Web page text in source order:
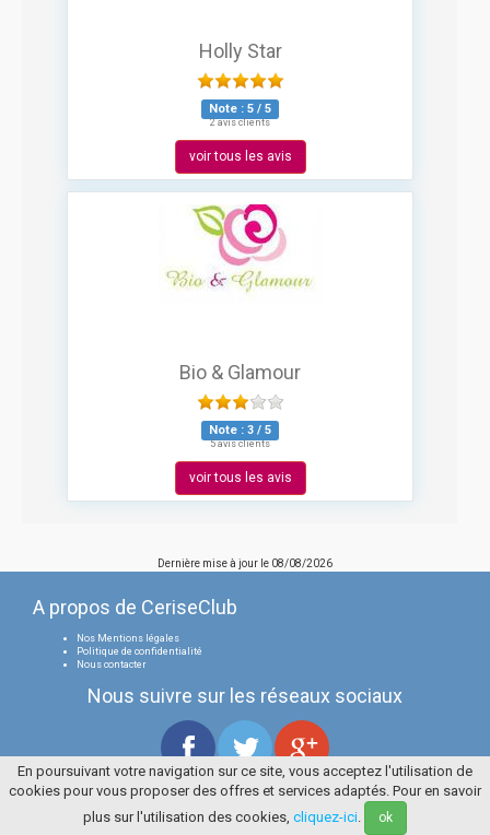
Holly Star
Note : 5 / 5
2 avis clients
voir tous les avis
Bio & Glamour
Note : 3 / 5
5 avis clients
voir tous les avis
Dernière mise à jour le 08/08/2026
A propos de CeriseClub
Nos Mentions légales
Politique de confidentialité
Nous contacter
Nous suivre sur les réseaux sociaux
Tous droits réservés
La Cerise Bleue 2006 / 2026
En poursuivant votre navigation sur ce site, vous acceptez l'utilisation de
cookies pour vous proposer des offres et services adaptés. Pour en savoir
plus sur l'utilisation des cookies, cliquez-ici ok